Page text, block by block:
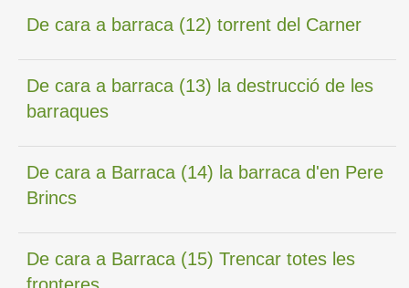
De cara a barraca (12) torrent del Carner
De cara a barraca (13) la destrucció de les
barraques
De cara a Barraca (14) la barraca d'en Pere
Brincs
De cara a Barraca (15) Trencar totes les